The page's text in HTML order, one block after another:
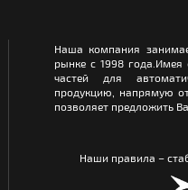
Наша компания
рынке с 1998
частей для
продукцию, напрямую
позволяет предложить
Наши правила –